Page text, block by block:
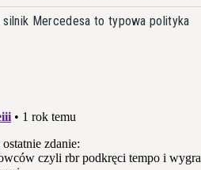
silnik Mercedesa to typowa polityka